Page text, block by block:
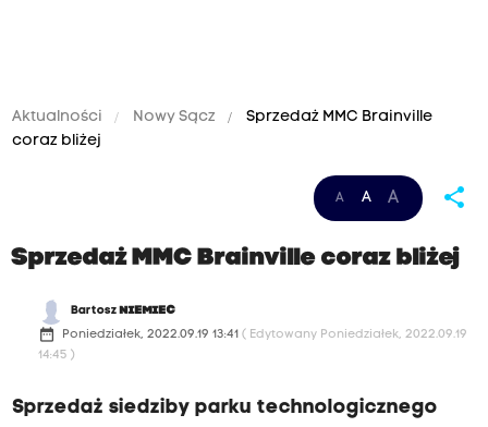
Aktualności Nowy Sącz
Sprzedaż MMC Brainville
coraz bliżej
A A A share
Sprzedaż MMC Brainville coraz bliżej
Bartosz NIEMIEC
date_range Poniedziałek, 2022.09.19 13:41 ( Edytowany Poniedziałek, 2022.09.19
14:45 )
Sprzedaż siedziby parku technologicznego